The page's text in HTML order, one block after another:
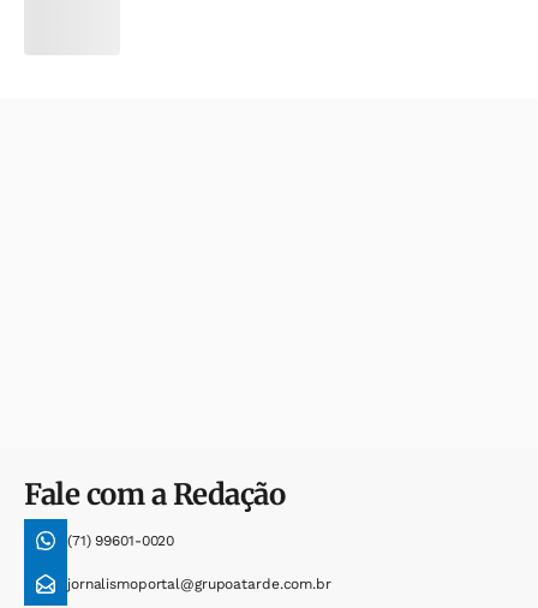
Fale com a Redação
(71) 99601-0020
jornalismoportal@grupoatarde.com.br